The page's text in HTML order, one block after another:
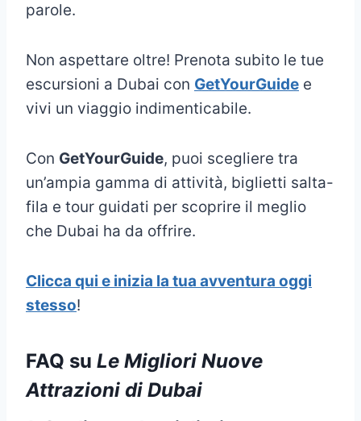
parole.
Non aspettare oltre! Prenota subito le tue
escursioni a Dubai con GetYourGuide e
vivi un viaggio indimenticabile.
Con GetYourGuide, puoi scegliere tra
un’ampia gamma di attività, biglietti salta-
fila e tour guidati per scoprire il meglio
che Dubai ha da offrire.
Clicca qui e inizia la tua avventura oggi
stesso!
FAQ su Le Migliori Nuove
Attrazioni di Dubai